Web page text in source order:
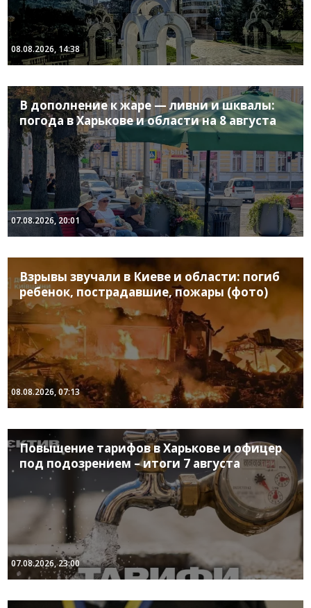
08.08.2026, 14:38
В дополнение к жаре — ливни и шквалы:
погода в Харькове и области на 8 августа
07.08.2026, 20:01
Взрывы звучали в Киеве и области: погиб
ребенок, пострадавшие, пожары (фото)
08.08.2026, 07:13
Повышение тарифов в Харькове и офицер
под подозрением – итоги 7 августа
07.08.2026, 23:00